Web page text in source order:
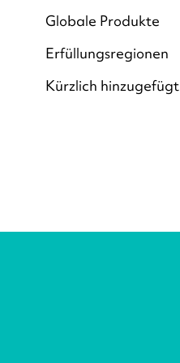
Globale Produkte
Erfüllungsregionen
Kürzlich hinzugefügt